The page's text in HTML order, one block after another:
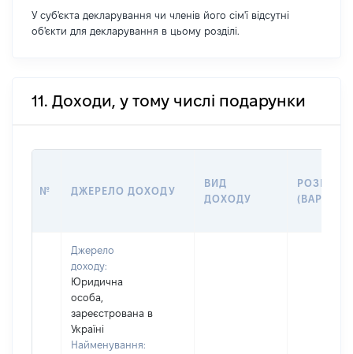
У суб'єкта декларування чи членів його сім'ї відсутні
об'єкти для декларування в цьому розділі.
11. Доходи, у тому числі подарунки
№ ДЖЕРЕЛО ДОХОДУ
ВИД
ДОХОДУ
РОЗМІР
Джерело
доходу:
Юридична
особа,
зареєстрована в
Україні
Найменування: